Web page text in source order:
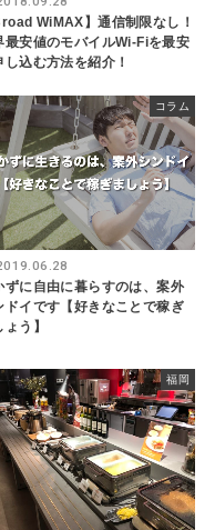
WiMAX】通信制限なし！
最安値のモバイルWi-Fiを最安
し込む方法を紹介！
コラム
ずに自由に暮らすのは、案外
ドイです【好きなことで稼ぎ
ょう】
福岡